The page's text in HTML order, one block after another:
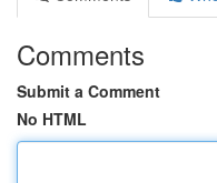
Comments
Submit a Comment
No HTML